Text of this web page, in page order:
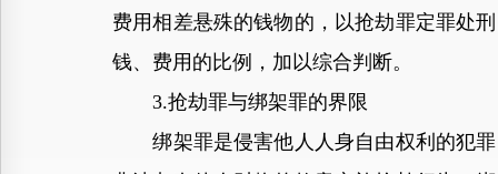
费用相差悬殊的钱物的，以抢劫罪定罪处
钱、费用的比例，加以综合判断。
3.抢劫罪与绑架罪的界限
绑架罪是侵害他人人身自由权利的犯罪